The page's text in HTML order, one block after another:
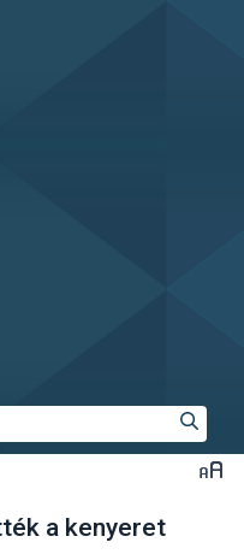
a kenyeret